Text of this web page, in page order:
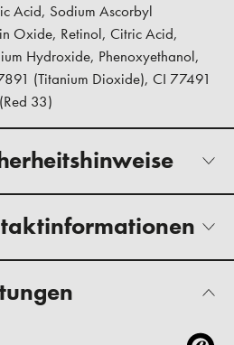
Acid, Sodium Ascorbyl
Oxide, Retinol, Citric Acid,
Hydroxide, Phenoxyethanol,
(Titanium Dioxide), CI 77491
33)